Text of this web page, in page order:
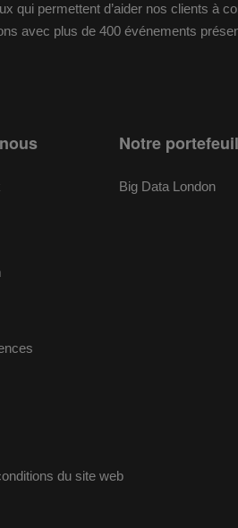
qui permettent d’aider nos clients à
avec plus de 400 événements
Notre
Big Data London
du site web